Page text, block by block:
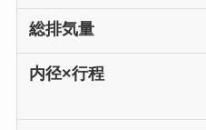
総排気量
内径×行程